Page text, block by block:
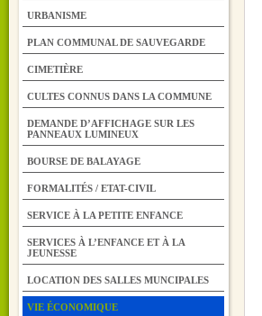
URBANISME
PLAN COMMUNAL DE SAUVEGARDE
CIMETIÈRE
CULTES CONNUS DANS LA COMMUNE
DEMANDE D’AFFICHAGE SUR LES
PANNEAUX LUMINEUX
BOURSE DE BALAYAGE
FORMALITÉS / ETAT-CIVIL
SERVICE À LA PETITE ENFANCE
SERVICES À L’ENFANCE ET À LA
JEUNESSE
LOCATION DES SALLES MUNCIPALES
VIE ÉCONOMIQUE